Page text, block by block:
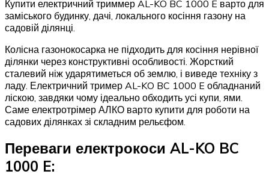
Купити електричний триммер AL-KO BC 1000 E варто для
заміського будинку, дачі, локального косіння газону на
садовій ділянці.
Колісна газонокосарка не підходить для косіння нерівної
ділянки через конструктивні особливості. Жорсткий
сталевий ніж ударятиметься об землю, і виведе техніку з
ладу. Електричний тример AL-KO BC 1000 E обладнаний
ліскою, завдяки чому ідеально обходить усі купи, ями.
Саме електротрімер АЛКО варто купити для роботи на
садових ділянках зі складним рельєфом.
Переваги електрокоси AL-KO BC
1000 E: